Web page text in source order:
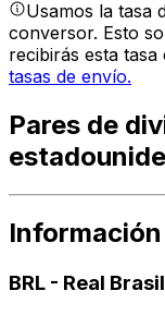
Usamos la tasa
conversor. Esto
recibirás esta
tasas de envío.
Pares de
BRL - Real